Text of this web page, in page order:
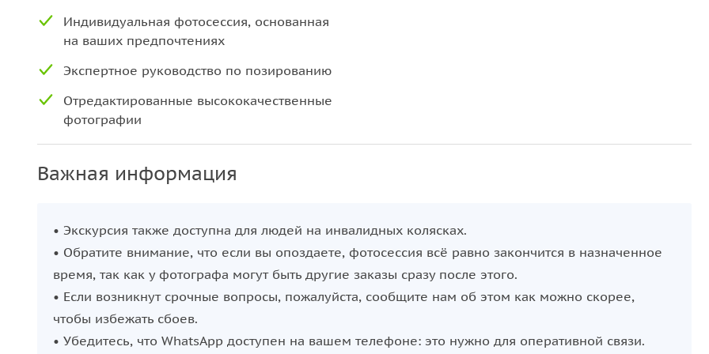
Индивидуальная фотосессия, основанная
на ваших предпочтениях
Экспертное руководство по позированию
Отредактированные высококачественные
фотографии
Важная информация
• Экскурсия также доступна для людей на инвалидных колясках.
• Обратите внимание, что если вы опоздаете, фотосессия всё равно закончится в назначенное
время, так как у фотографа могут быть другие заказы сразу после этого.
• Если возникнут срочные вопросы, пожалуйста, сообщите нам об этом как можно скорее,
чтобы избежать сбоев.
• Убедитесь, что WhatsApp доступен на вашем телефоне: это нужно для оперативной связи.